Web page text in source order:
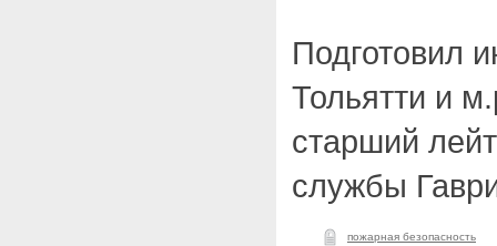
Подготовил
Тольятти и
старший
службы
пожарная безопасность